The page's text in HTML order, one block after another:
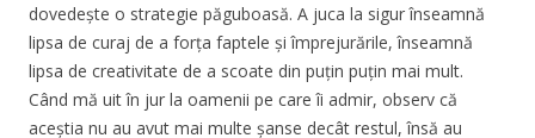
dovedește o strategie păguboasă. A juca la sigur înseamnă
lipsa de curaj de a forța faptele și împrejurările, înseamnă
lipsa de creativitate de a scoate din puțin puțin mai mult.
Când mă uit în jur la oamenii pe care îi admir, observ că
aceștia nu au avut mai multe șanse decât restul, însă au